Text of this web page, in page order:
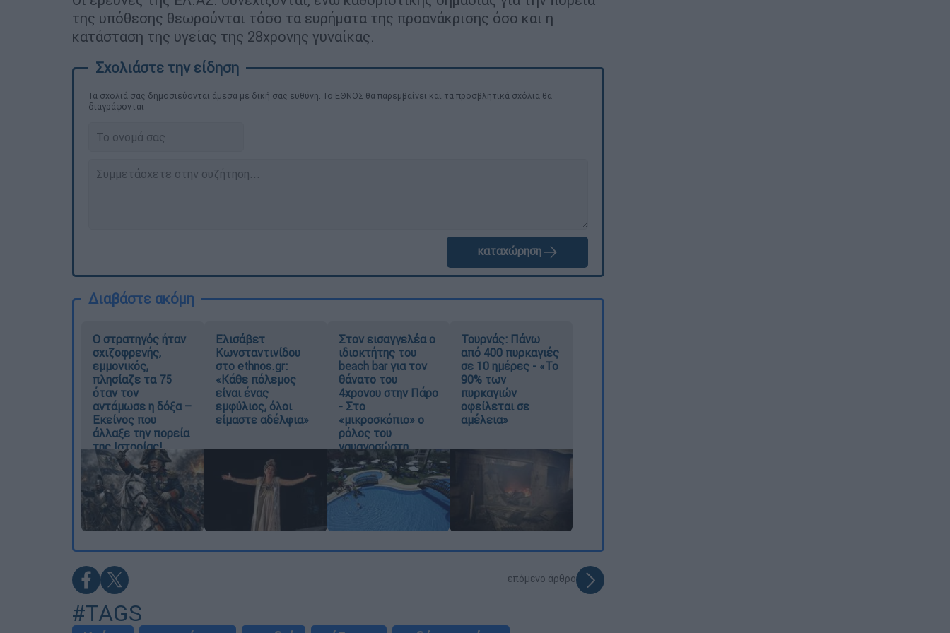
της υπόθεσης θεωρούνται τόσο τα ευρήματα της προανάκρισης όσο και η
κατάσταση της υγείας της 28χρονης γυναίκας.
Τα σχολιά σας δημοσιεύονται άμεσα με δική σας ευθύνη. Το ΕΘΝΟΣ θα παρεμβαίνει και τα προσβλητικά σχόλια θα
διαγράφονται
καταχώρηση
Διαβάστε ακόμη
O στρατηγός ήταν
σχιζοφρενής,
εμμονικός,
πλησίαζε τα 75
όταν τον
αντάμωσε η δόξα –
Εκείνος που
άλλαξε την πορεία
της Ιστορίας!
Ελισάβετ
Κωνσταντινίδου
στο ethnos.gr:
«Κάθε πόλεμος
είναι ένας
εμφύλιος, όλοι
είμαστε αδέλφια»
Στον εισαγγελέα ο
ιδιοκτήτης του
beach bar για τον
θάνατο του
4χρονου στην Πάρο
- Στο
«μικροσκόπιο» ο
ρόλος του
ναυαγοσώστη
Τουρνάς: Πάνω
από 400 πυρκαγιές
σε 10 ημέρες - «Το
90% των
πυρκαγιών
οφείλεται σε
αμέλεια»
επόμενο άρθρο
#TAGS